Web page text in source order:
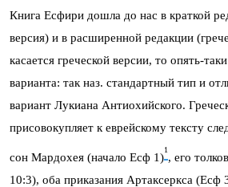
Книга Есфири дошла до нас в краткой
версия) и в расширенной редакции
касается греческой версии, то опять-
варианта: так наз. стандартный тип и
вариант Лукиана Антиохийского.
присовокупляет к еврейскому тексту
сон Мардохея (начало Есф 1)
1
, его
10:3), оба приказания Артаксеркса